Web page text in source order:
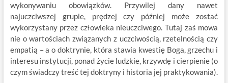
wykonywaniu obowiązków. Przywilej dany nawet
najuczciwszej grupie, prędzej czy później może zostać
wykorzystany przez człowieka nieuczciwego. Tutaj zaś mowa
nie o wartościach związanych z uczciwością, rzetelnością czy
empatią – a o doktrynie, która stawia kwestię Boga, grzechu i
interesu instytucji, ponad życie ludzkie, krzywdę i cierpienie (o
czym świadczy treść tej doktryny i historia jej praktykowania).